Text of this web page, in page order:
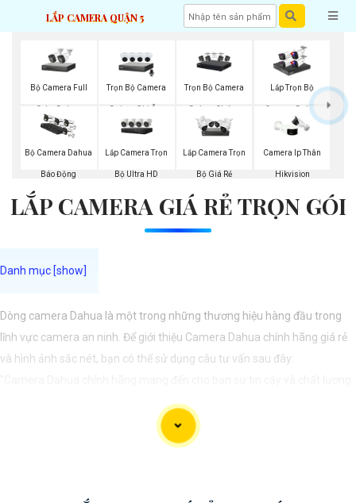
LẮP CAMERA QUẬN 5
Bộ Camera Full
Color Dahua
Trọn Bộ Camera
Dahua Ghi Âm
Trọn Bộ Camera
Dahua Chống
Trộm
Lắp Trọn Bộ
Camera Dahua
Bộ Camera Dahua
Báo Động
Lắp Camera Trọn
Bộ Ultra HD
Lắp Camera Trọn
Bộ Giá Rẻ
Camera Ip Thân
Hikvision
LẮP CAMERA GIÁ RẺ TRỌN GÓI
Dòng camera Dahua là một trong những thương hiệu hàng đầu trong
lĩnh vực camera an ninh. Để giới thiệu Camera Dahua chính hãng giá rẻ
và hình ảnh sắc nét, bạn có thể sử dụng câu tư vấn sau đây:
vượt trội. Với hình ảnh sắc nét và tính năng an ninh hiện đại, sản phẩm
này hứa hẹn đáp ứng mọi nhu cầu giám sát của bạn. Đừng ngần ngại
trải nghiệm sự ổn định và chất lượng vượt trội của Camera Dahua chính